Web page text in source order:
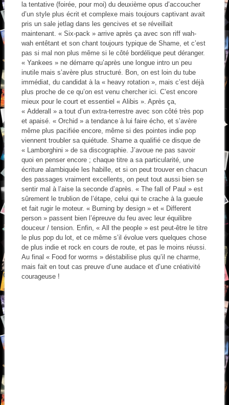
la tentative (foirée, pour moi) du deuxième opus d’accoucher
d’un style plus écrit et complexe mais toujours captivant avait
pris un sale jetlag dans les gencives et se réveillait
maintenant. « Six-pack » arrive après ça avec son riff wah-
wah entêtant et son chant toujours typique de Shame, et c’est
pas si mal non plus même si le côté bordélique peut déranger.
« Yankees » ne démarre qu’après une longue intro un peu
inutile mais s’avère plus structuré. Bon, on est loin du tube
immédiat, du candidat à la « heavy rotation », mais c’est déjà
plus proche de ce qu’on est venu chercher ici. C’est encore
mieux pour le court et essentiel « Alibis ». Après ça,
« Adderall » a tout d’un extra-terrestre avec son côté très pop
et apaisé. « Orchid » a tendance à lui faire écho, et s’avère
même plus pacifiée encore, même si des pointes indie pop
viennent troubler sa quiétude. Shame a qualifié ce disque de
« Lamborghini » de sa discographie. J’avoue ne pas savoir
quoi en penser encore ; chaque titre a sa particularité, une
écriture alambiquée les habille, et si on peut trouver en chacun
des passages vraiment excellents, on peut tout aussi bien se
sentir mal à l’aise la seconde d’après. « The fall of Paul » est
sûrement le trublion de l’étape, celui qui te crache à la gueule
et fait rugir le moteur. « Burning by design » et « Different
person » passent bien l’épreuve du feu avec leur équilibre
douceur / tension. Enfin, « All the people » est peut-être le titre
le plus pop du lot, et ce même s’il évolue vers quelques chose
de plus indie et rock en cours de route, et pas le moins réussi.
Au final « Food for worms » déstabilise plus qu’il ne charme,
mais fait en tout cas preuve d’une audace et d’une créativité
courageuse !